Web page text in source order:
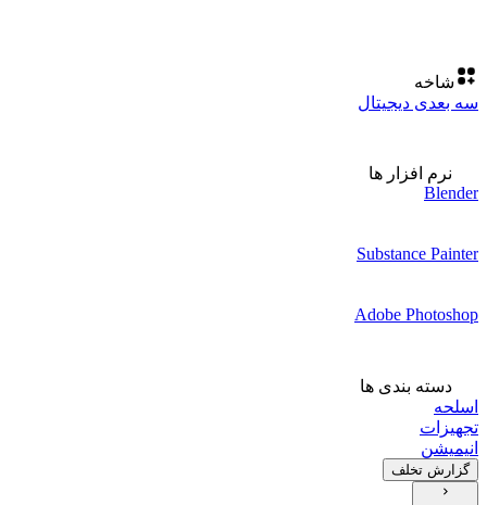
شاخه
سه بعدی دیجیتال
نرم افزار ها
Blender
Substance Painter
Adobe Photoshop
دسته بندی ها
اسلحه
تجهیزات
انیمیشن
گزارش تخلف